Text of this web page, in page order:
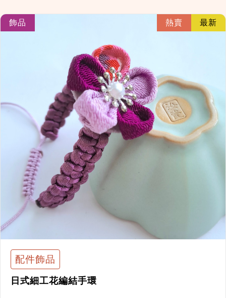
飾品 熱賣 最新
配件飾品
日式細工花編結手環
link